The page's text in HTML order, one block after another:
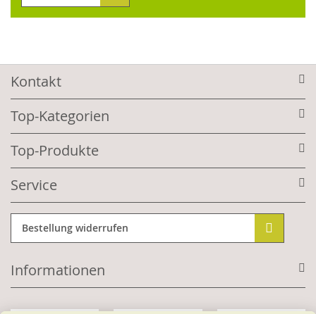
Kontakt
Top-Kategorien
Top-Produkte
Service
Bestellung widerrufen
Informationen